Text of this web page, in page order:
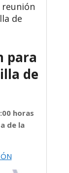
reunión
de
para
de
horas
de la